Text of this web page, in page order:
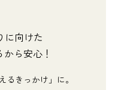
に向けた
ら安心！
るきっかけ」に。